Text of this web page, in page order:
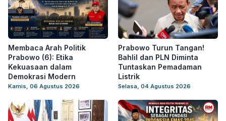
Membaca Arah Politik
Prabowo (6): Etika
Kekuasaan dalam
Demokrasi Modern
Kamis, 06 Agustus 2026
Prabowo Turun Tangan!
Bahlil dan PLN Diminta
Tuntaskan Pemadaman
Listrik
Selasa, 04 Agustus 2026